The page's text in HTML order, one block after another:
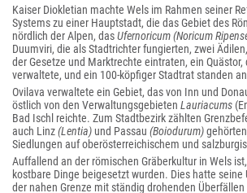
Kaiser Diokletian machte Wels im Rahmen seiner
Systems zu einer Hauptstadt, die das Gebiet des
nördlich der Alpen, dasUfernoricum(Noricum
Duumviri, die als Stadtrichter fungierten, zwei
der Gesetze und Marktrechte eintraten, ein Quästor,
verwaltete, und ein 100-köpfiger Stadtrat standen
Ovilava verwaltete ein Gebiet, das von Inn und
östlich von den Verwaltungsgebieten Lauriacums
Bad Ischl reichte. Zum Stadtbezirk zählten
auch Linz(Lentia) und Passau (Boiodurum)
Siedlungen auf oberösterreichischem und
Auffallend an der römischen Gräberkultur in Wels
kostbare Dinge beigesetzt wurden. Dies hatte seine
der nahen Grenze mit ständig drohenden